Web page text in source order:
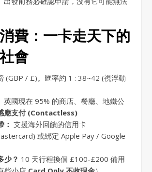
費：一卡走天下的
會
(GBP / £)。匯率約 1 : 38~42 (視浮動
英國現在 95% 的商店、餐廳、地鐵公
應支付 (Contactless)
： 支援海外回饋的信用卡
或綁定 Apple Pay / Google
少？ 10 天行程換個 £100-£200 備用